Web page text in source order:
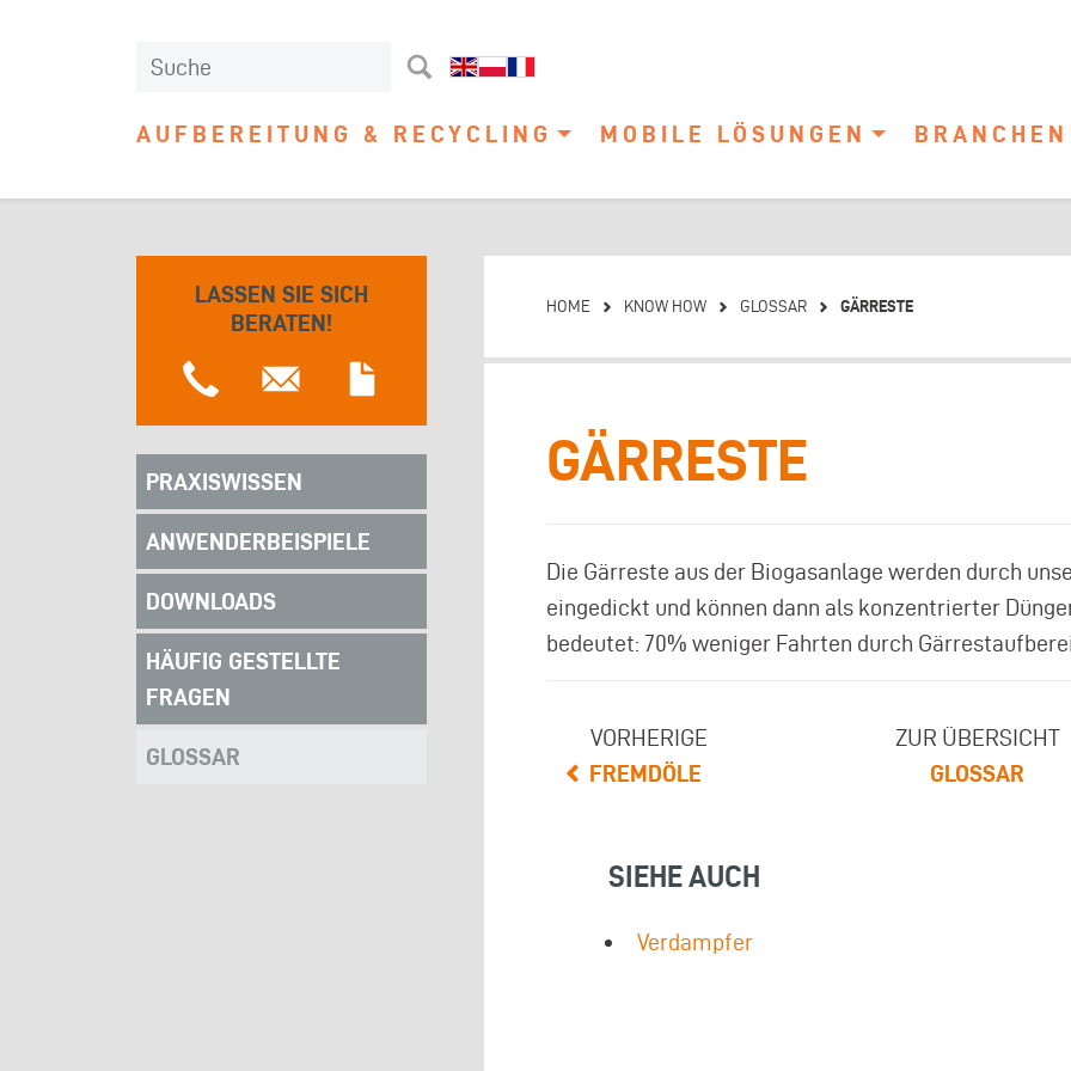
AUFBEREITUNG & RECYCLING MOBILE LÖSUNGEN BRANCHEN
HOME KNOW HOW GLOSSAR GÄRRESTE
GÄRRESTE
Die Gärreste aus der Biogasanlage werden durch
eingedickt und können dann als konzentrierter
bedeutet: 70% weniger Fahrten durch
VORHERIGE
FREMDÖLE
ZUR ÜBERSICHT
GLOSSAR
SIEHE AUCH
Verdampfer
PRAXISWISSEN
ANWENDERBEISPIELE
DOWNLOADS
HÄUFIG GESTELLTE
FRAGEN
GLOSSAR
LASSEN SIE SICH
BERATEN!